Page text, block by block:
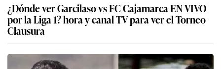
¿Dónde ver Garcilaso vs FC Cajamarca EN VIVO
por la Liga 1? hora y canal TV para ver el Torneo
Clausura